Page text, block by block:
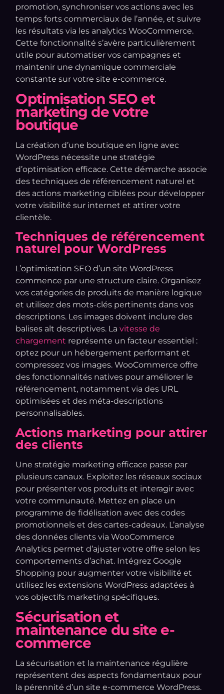
promotion, synchroniser vos actions avec les
temps forts commerciaux de l’année, et suivre
les résultats via les analytics WooCommerce.
Cette fonctionnalité s’avère particulièrement
utile pour automatiser vos campagnes et
maintenir une dynamique commerciale
constante sur votre site e-commerce.
Optimisation SEO et
marketing de votre
boutique
La création d’une boutique en ligne avec
WordPress nécessite une stratégie
d’optimisation efficace. Cette démarche associe
des techniques de référencement naturel et
des actions marketing ciblées pour développer
votre visibilité sur internet et attirer votre
clientèle.
Techniques de référencement
naturel pour WordPress
L’optimisation SEO d’un site WordPress
commence par une structure claire. Organisez
vos catégories de produits de manière logique
et utilisez des mots-clés pertinents dans vos
descriptions. Les images doivent inclure des
balises alt descriptives. Lavitesse de
chargement représente un facteur essentiel :
optez pour un hébergement performant et
compressez vos images. WooCommerce offre
des fonctionnalités natives pour améliorer le
référencement, notamment via des URL
optimisées et des méta-descriptions
personnalisables.
Actions marketing pour attirer
des clients
Une stratégie marketing efficace passe par
plusieurs canaux. Exploitez les réseaux sociaux
pour présenter vos produits et interagir avec
votre communauté. Mettez en place un
programme de fidélisation avec des codes
promotionnels et des cartes-cadeaux. L’analyse
des données clients via WooCommerce
Analytics permet d’ajuster votre offre selon les
comportements d’achat. Intégrez Google
Shopping pour augmenter votre visibilité et
utilisez les extensions WordPress adaptées à
vos objectifs marketing spécifiques.
Sécurisation et
maintenance du site e-
commerce
La sécurisation et la maintenance régulière
représentent des aspects fondamentaux pour
la pérennité d’un site e-commerce WordPress.